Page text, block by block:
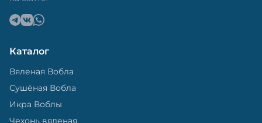
Каталог
Вяленая Вобла
Сушёная Вобла
Икра Воблы